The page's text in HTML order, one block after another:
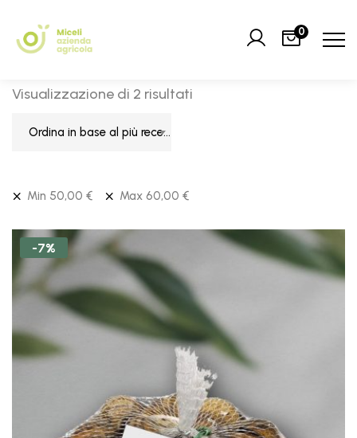
0
Visualizzazione di 2 risultati
Ordina in base al più recente
Min 50,00 € Max 60,00 €
-7%